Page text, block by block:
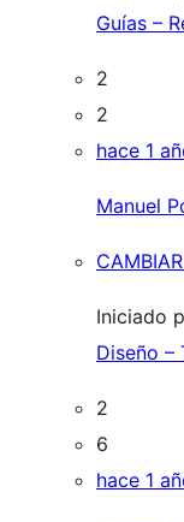
Guías –
2
2
hace 1
Manuel
Iniciado
Diseño –
2
6
hace 1